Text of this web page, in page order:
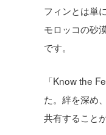
フィンとは単
モロッコの砂
です。
「Know the
た。絆を深め
共有すること